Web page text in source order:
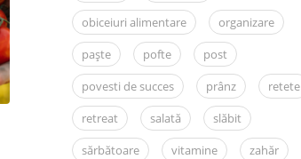
obiceiuri alimentare
organizare
paște
pofte
post
povesti de succes
prânz
retete
retreat
salată
slăbit
sărbătoare
vitamine
zahăr